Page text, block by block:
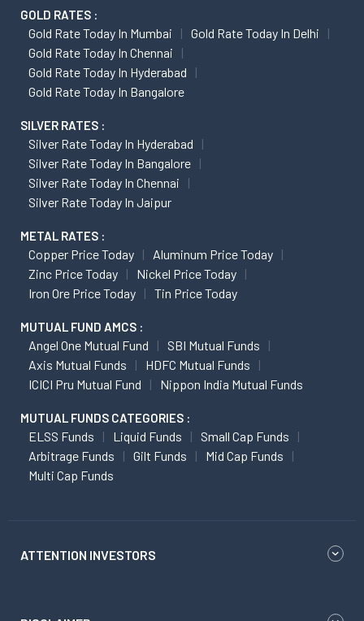
GOLD RATES :
Gold Rate Today In Mumbai
Gold Rate Today In Delhi
Gold Rate Today In Chennai
Gold Rate Today In Hyderabad
Gold Rate Today In Bangalore
SILVER RATES :
Silver Rate Today In Hyderabad
Silver Rate Today In Bangalore
Silver Rate Today In Chennai
Silver Rate Today In Jaipur
METAL RATES :
Copper Price Today
Aluminum Price Today
Zinc Price Today
Nickel Price Today
Iron Ore Price Today
Tin Price Today
MUTUAL FUND AMCS :
Angel One Mutual Fund
SBI Mutual Funds
Axis Mutual Funds
HDFC Mutual Funds
ICICI Pru Mutual Fund
Nippon India Mutual Funds
MUTUAL FUNDS CATEGORIES :
ELSS Funds Liquid Funds
Small Cap Funds
Arbitrage Funds
Gilt Funds
Mid Cap Funds
Multi Cap Funds
ATTENTION INVESTORS